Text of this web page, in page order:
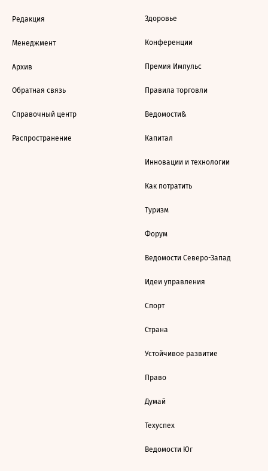
Редакция
Менеджмент
Архив
Обратная связь
Справочный центр
Распространение
Здоровье
Конференции
Премия Импульс
Правила торговли
Ведомости&
Капитал
Инновации и технологии
Как потратить
Туризм
Форум
Ведомости Северо-Запад
Идеи управления
Спорт
Страна
Устойчивое развитие
Право
Думай
Техуспех
Ведомости Юг